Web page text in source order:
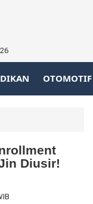
OTOMOTIF
Diusir!